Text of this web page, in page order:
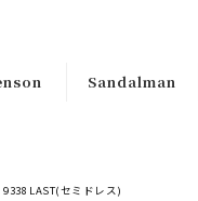
Sandalman
9338 LAST(セミドレス)